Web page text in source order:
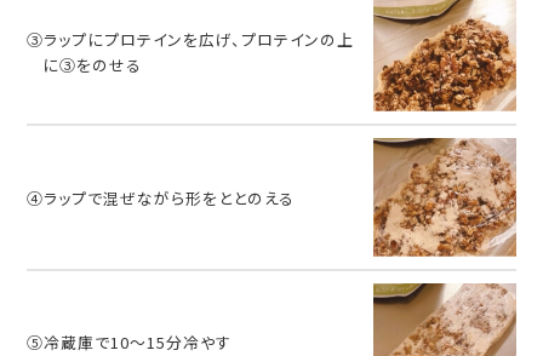
③ラップにプロテインを広げ、プロテインの上
に③をのせる
④ラップで混ぜながら形をととのえる
⑤冷蔵庫で10～15分冷やす